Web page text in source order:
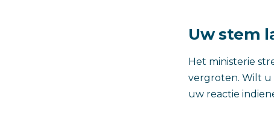
Uw stem
Het ministerie
vergroten. Wilt u
uw reactie